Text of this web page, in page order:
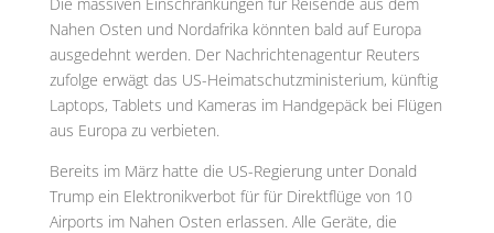
Nahen Osten und Nordafrika könnten bald auf Europa
ausgedehnt werden. Der Nachrichtenagentur Reuters
zufolge erwägt das US-Heimatschutzministerium, künftig
Laptops, Tablets und Kameras im Handgepäck bei Flügen
aus Europa zu verbieten.
Bereits im März hatte die US-Regierung unter Donald
Trump ein Elektronikverbot für für Direktflüge von 10
Airports im Nahen Osten erlassen. Alle Geräte, die